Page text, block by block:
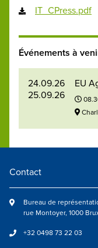
IT_CPress.pdf
Événements à
24.09.26
25.09.26
EU
Contact
Bureau de
rue Montoyer, 1000
+32 0498 73 22 03